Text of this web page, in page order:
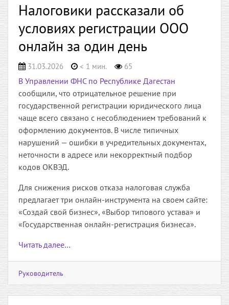
Налоговики рассказали об
условиях регистрации ООО
онлайн за один день
31.03.2026 < 1 мин. 65
В Управлении ФНС по Республике Дагестан
сообщили, что отрицательное решение при
государственной регистрации юридического лица
чаще всего связано с несоблюдением требований к
оформлению документов. В числе типичных
нарушений — ошибки в учредительных документах,
неточности в адресе или некорректный подбор
кодов ОКВЭД.
Для снижения рисков отказа налоговая служба
предлагает три онлайн-инструмента на своем сайте:
«Создай свой бизнес», «Выбор типового устава» и
«Государственная онлайн-регистрация бизнеса».
Читать далее…
Руководитель